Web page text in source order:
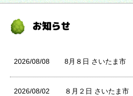
2026/08/08 8月８日 さいたま市
2026/08/02 ８月２日 さいたま